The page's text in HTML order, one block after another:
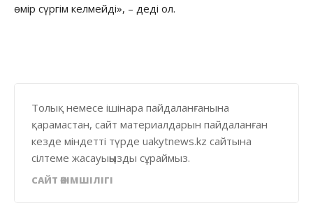
өмір сүргім келмейді», – деді ол.
Толық немесе ішінара пайдаланғанына
қарамастан, сайт материалдарын пайдаланған
кезде міндетті түрде uakytnews.kz сайтына
сілтеме жасауыңызды сұраймыз.
САЙТ ӘКІМШІЛІГІ